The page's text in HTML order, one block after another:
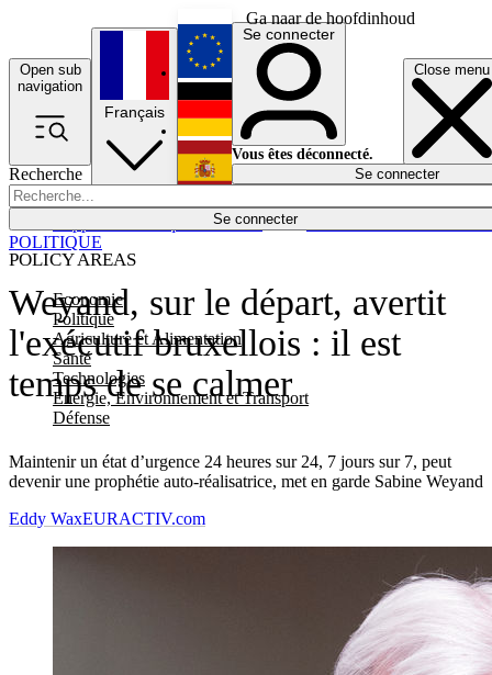
Ga naar de hoofdinhoud
Open sub
navigation
Close menu
Recherche
Se connecter
POLICY AREAS
Economie
Politique
Agriculture et Alimentation
Santé
Technologies
Energie, Environnement et Transport
Défense
Économie
Français
English
Deutsch
Español
Se connecter
Vous êtes déconnecté.
Se connecter
Weyand, sur le départ, avertit
l'exécutif bruxellois : il est
temps de se calmer
Maintenir un état d’urgence 24 heures sur 24, 7 jours sur 7, peut
devenir une prophétie auto-réalisatrice, met en garde Sabine Weyand
POLITIQUE
Eddy WaxEURACTIV.com